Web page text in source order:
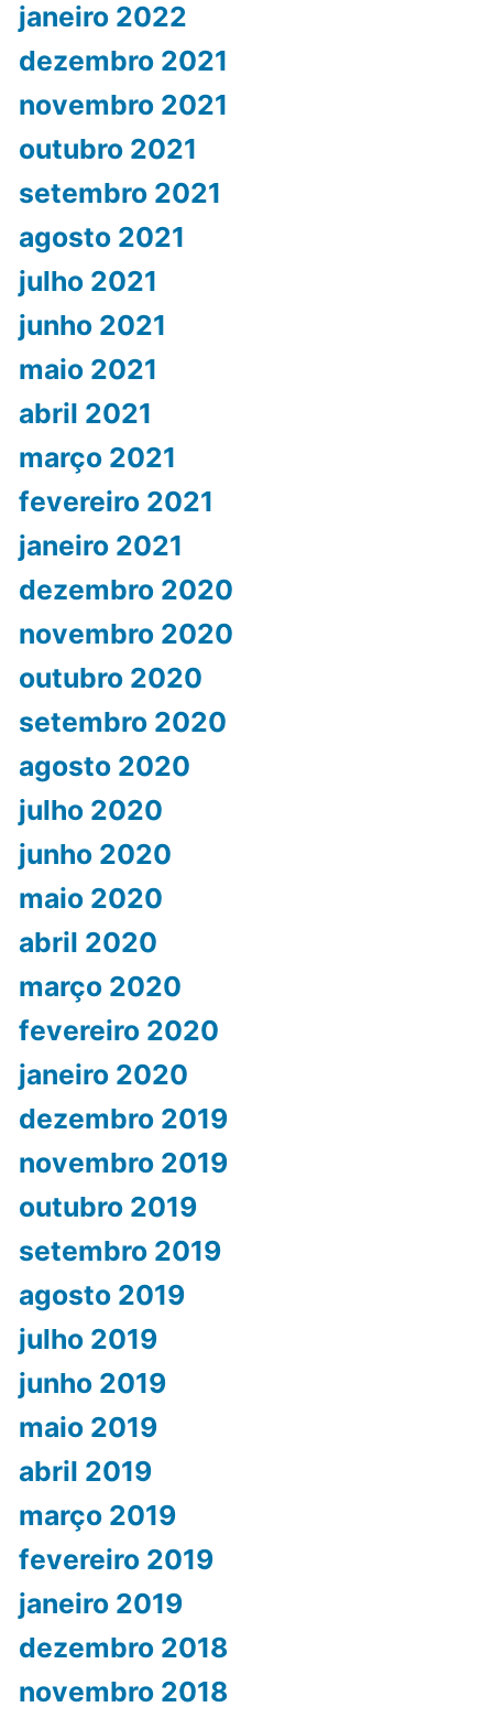
janeiro 2022
dezembro 2021
novembro 2021
outubro 2021
setembro 2021
agosto 2021
julho 2021
junho 2021
maio 2021
abril 2021
março 2021
fevereiro 2021
janeiro 2021
dezembro 2020
novembro 2020
outubro 2020
setembro 2020
agosto 2020
julho 2020
junho 2020
maio 2020
abril 2020
março 2020
fevereiro 2020
janeiro 2020
dezembro 2019
novembro 2019
outubro 2019
setembro 2019
agosto 2019
julho 2019
junho 2019
maio 2019
abril 2019
março 2019
fevereiro 2019
janeiro 2019
dezembro 2018
novembro 2018